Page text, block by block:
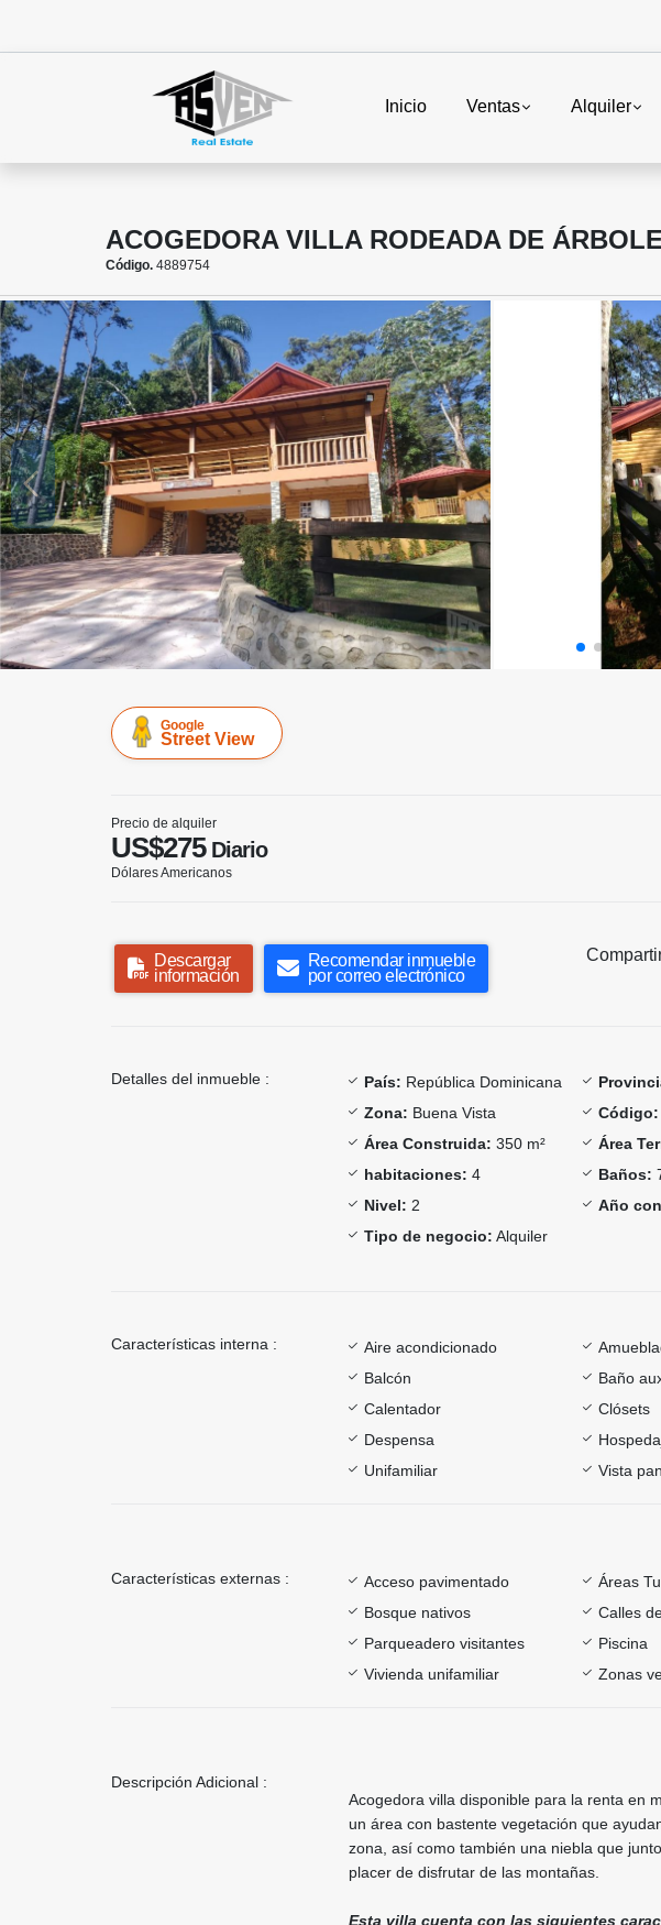
Inicio Ventas Alquiler
ACOGEDORA VILLA RODEADA DE
Código. 4889754
Google
Street View
Precio de alquiler
US$275Diario
Dólares Americanos
Descargar
información
Recomendar inmueble
por correo electrónico
Detalles del inmueble : País: República Dominicana
Zona: Buena Vista Código:
Área Construida: 350 m² Área
habitaciones: 4 Baños:
Nivel: 2 Año
Tipo de negocio: Alquiler
Características interna : Aire acondicionado
Balcón
Baño
Calentador
Clósets
Despensa
Unifamiliar
Vista
Características externas : Acceso pavimentado Áreas
Bosque nativos
Calles
Parqueadero visitantes
Piscina
Vivienda unifamiliar
Zonas
Descripción Adicional :
Acogedora villa disponible para la renta en
un área con bastente vegetación que
zona, así como también una niebla que
placer de disfrutar de las montañas.
Esta villa cuenta con las siguientes